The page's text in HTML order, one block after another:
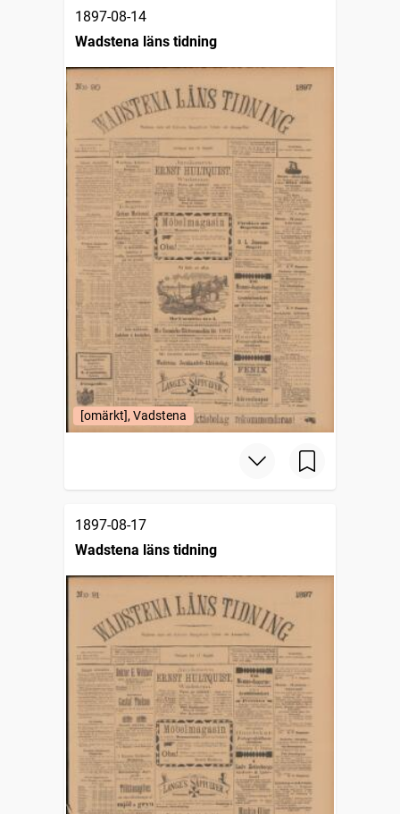
1897-08-14
Wadstena läns tidning
[omärkt], Vadstena
1897-08-17
Wadstena läns tidning